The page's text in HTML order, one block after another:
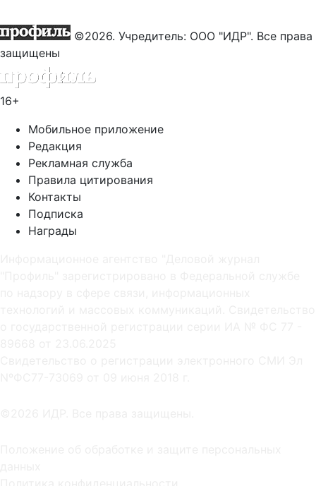
©2026. Учредитель: ООО "ИДР". Все права
защищены
16+
Мобильное приложение
Редакция
Рекламная служба
Правила цитирования
Контакты
Подписка
Награды